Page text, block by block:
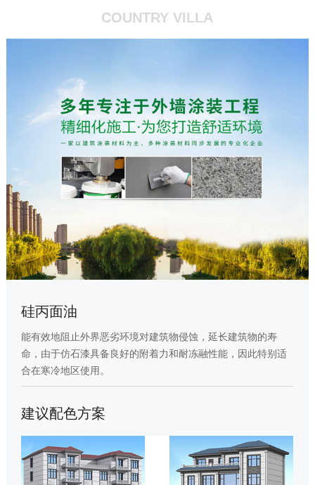
COUNTRY VILLA
，延长建筑物的寿
融性能，因此特别适
能有效地阻止外界恶劣环境对建筑物侵蚀
命，由于仿石漆具备良好的附着力和耐冻